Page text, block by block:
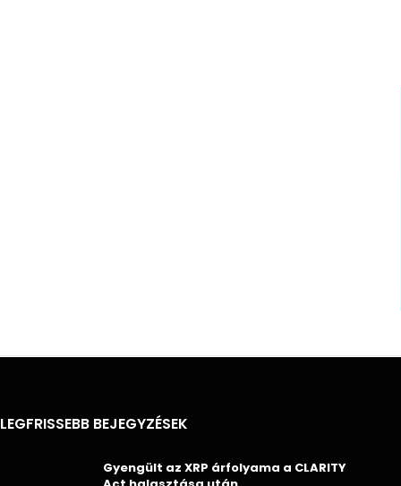
LEGFRISSEBB BEJEGYZÉSEK
Gyengült az XRP árfolyama a CLARITY